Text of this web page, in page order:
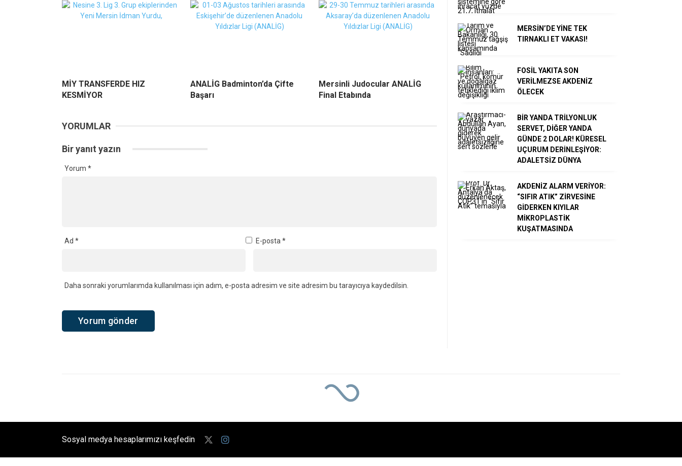
MİY TRANSFERDE HIZ
KESMİYOR
ANALİG Badminton’da Çifte
Başarı
Mersinli Judocular ANALİG
Final Etabında
YORUMLAR
Bir yanıt yazın
Yorum *
Ad * E-posta *
Daha sonraki yorumlarımda kullanılması için adım, e-posta adresim ve site adresim bu tarayıcıya kaydedilsin.
MERSİN’DE YİNE TEK
TIRNAKLI ET VAKASI!
FOSİL YAKITA SON
VERİLMEZSE AKDENİZ
ÖLECEK
BİR YANDA TRİLYONLUK
SERVET, DİĞER YANDA
GÜNDE 2 DOLAR! KÜRESEL
UÇURUM DERİNLEŞİYOR:
ADALETSİZ DÜNYA
AKDENİZ ALARM VERİYOR:
“SIFIR ATIK” ZİRVESİNE
GİDERKEN KIYILAR
MİKROPLASTİK
KUŞATMASINDA
Sosyal medya hesaplarımızı keşfedin